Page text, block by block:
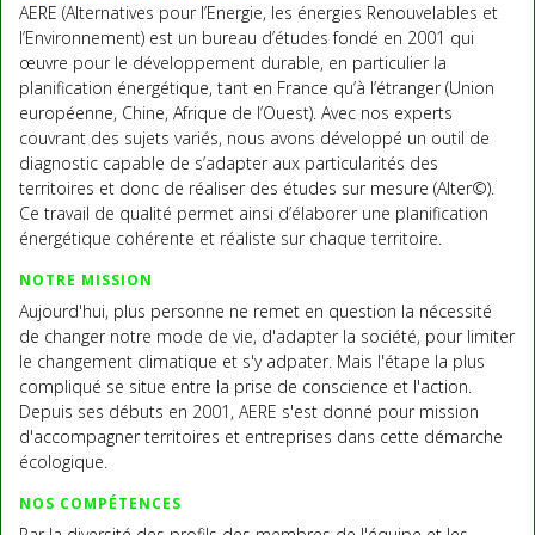
AERE (Alternatives pour l’Energie, les énergies Renouvelables et
l’Environnement) est un bureau d’études fondé en 2001 qui
œuvre pour le développement durable, en particulier la
planification énergétique, tant en France qu’à l’étranger (Union
européenne, Chine, Afrique de l’Ouest). Avec nos experts
couvrant des sujets variés, nous avons développé un outil de
diagnostic capable de s’adapter aux particularités des
territoires et donc de réaliser des études sur mesure (Alter©).
Ce travail de qualité permet ainsi d’élaborer une planification
énergétique cohérente et réaliste sur chaque territoire.
NOTRE MISSION
Aujourd'hui, plus personne ne remet en question la nécessité
de changer notre mode de vie, d'adapter la société, pour limiter
le changement climatique et s'y adpater. Mais l'étape la plus
compliqué se situe entre la prise de conscience et l'action.
Depuis ses débuts en 2001, AERE s'est donné pour mission
d'accompagner territoires et entreprises dans cette démarche
écologique.
NOS COMPÉTENCES